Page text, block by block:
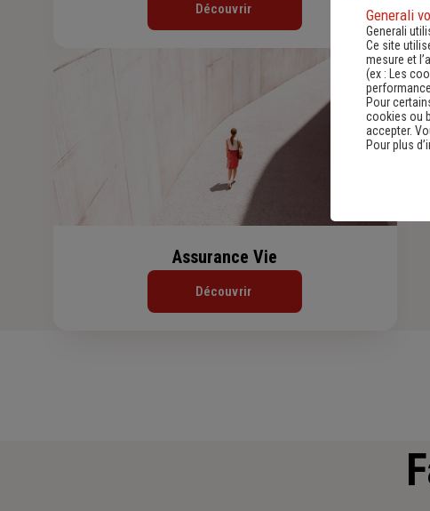
Découvrir
Assurance Vie
Découvrir
Generali
Generali
Ce site
mesure et
(ex :
Les
Pour
cookies ou
accepter.
Pour plus